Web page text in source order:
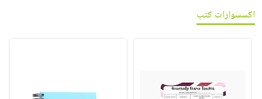
اكسسوارات كتب